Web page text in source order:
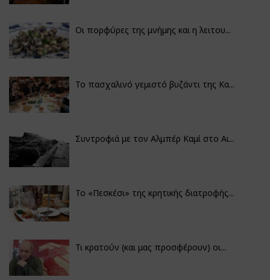
Οι πορφύρες της μνήμης και η λειτου...
Το πασχαλινό γεμιστό βυζάντι της Κα...
Συντροφιά με τον Αλμπέρ Καμί στο Αι...
Το «Πεσκέσι» της κρητικής διατροφής...
Τι κρατούν (και μας προσφέρουν) οι...